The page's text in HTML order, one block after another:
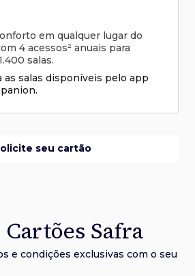
em qualquer lugar do
4 acessos² anuais para
salas.
as salas disponíveis pelo app
seu cartão
Safra
e condições exclusivas com o seu